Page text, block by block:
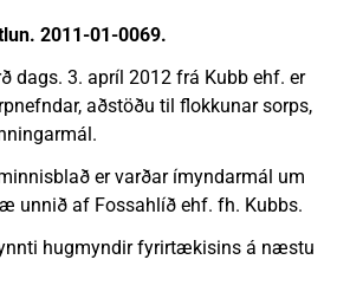
2011-01-0069.
dags. 3. apríl 2012 frá Kubb ehf. er
aðstöðu til flokkunar sorps,
er varðar ímyndarmál um
unnið af Fossahlíð ehf. fh. Kubbs.
hugmyndir fyrirtækisins á næstu